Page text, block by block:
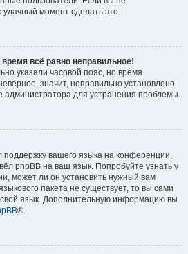
удачный момент сделать это.
всё равно неправильное!
указали часовой пояс, но время
значит, неправильно установлено
администратора для устранения проблемы.
поддержку вашего языка на конференции,
phpBB на ваш язык. Попробуйте узнать у
может ли он установить нужный вам
пакета не существует, то вы сами
язык. Дополнительную информацию вы
®.